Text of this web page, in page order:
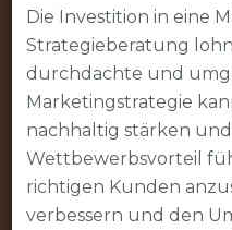
Die Investition in eine
Strategieberatung
durchdachte und
Marketingstrategie
nachhaltig stärken
Wettbewerbsvorteil
richtigen Kunden
verbessern und den